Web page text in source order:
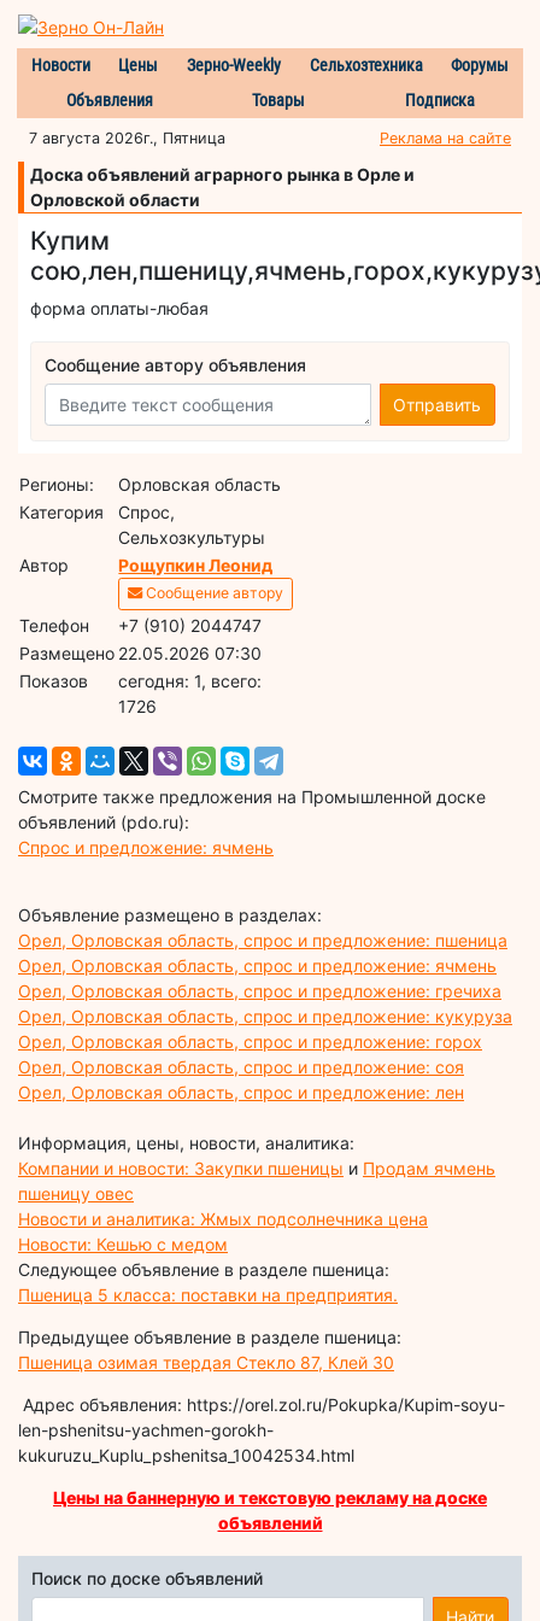
Новости Цены Зерно-Weekly Сельхозтехника
Форумы
Объявления
Товары Подписка
7 августа 2026г., Пятница Реклама на сайте
Доска объявлений аграрного рынка в Орле и
Орловской области
Купим
форма оплаты-любая
Сообщение автору объявления
Отправить
Регионы:
Орловская область
Категория
Спрос,
Сельхозкультуры
Автор
Рощупкин Леонид
Сообщение автору
Телефон
+7 (910) 2044747
Размещено 22.05.2026 07:30
Показов
cегодня: 1, всего:
1726
Смотрите также предложения на Промышленной доске
объявлений (pdo.ru):
Спрос и предложение: ячмень
Объявление размещено в разделах:
Орел, Орловская область, спрос и предложение: пшеница
Орел, Орловская область, спрос и предложение: ячмень
Орел, Орловская область, спрос и предложение: гречиха
Орел, Орловская область, спрос и предложение: кукуруза
Орел, Орловская область, спрос и предложение: горох
Орел, Орловская область, спрос и предложение: соя
Орел, Орловская область, спрос и предложение: лен
Информация, цены, новости, аналитика:
Компании и новости: Закупки пшеницы и Продам ячмень
пшеницу овес
Новости и аналитика: Жмых подсолнечника цена
Новости: Кешью с медом
Следующее объявление в разделе пшеница:
Пшеница 5 класса: поставки на предприятия.
Предыдущее объявление в разделе пшеница:
Пшеница озимая твердая Стекло 87, Клей 30
Адрес объявления: https://orel.zol.ru/Pokupka/Kupim-soyu-
len-pshenitsu-yachmen-gorokh-
kukuruzu_Kuplu_pshenitsa_10042534.html
Цены на баннерную и текстовую рекламу на доске
объявлений
Поиск по доске объявлений
Найти